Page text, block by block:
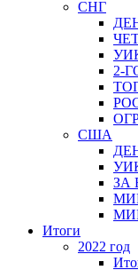
СНГ
2-
США
ЗА
Итоги
2022 год